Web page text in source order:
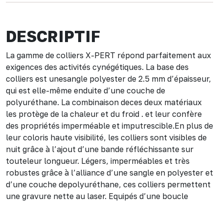
DESCRIPTIF
La gamme de colliers X-PERT répond parfaitement aux
exigences des activités cynégétiques. La base des
colliers est unesangle polyester de 2.5 mm d’épaisseur,
qui est elle-même enduite d’une couche de
polyuréthane. La combinaison deces deux matériaux
les protège de la chaleur et du froid . et leur confère
des propriétés imperméable et imputrescible.En plus de
leur coloris haute visibilité, les colliers sont visibles de
nuit grâce à l’ajout d’une bande réfléchissante sur
touteleur longueur. Légers, imperméables et très
robustes grâce à l’alliance d’une sangle en polyester et
d’une couche depolyuréthane, ces colliers permettent
une gravure nette au laser. Equipés d’une boucle